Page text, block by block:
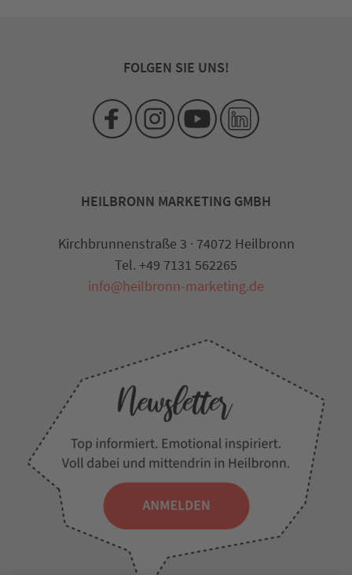
FOLGEN SIE UNS!
HEILBRONN MARKETING GMBH
Kirchbrunnenstraße 3 · 74072 Heilbronn
Tel. +49 7131 562265
info@heilbronn-marketing.de